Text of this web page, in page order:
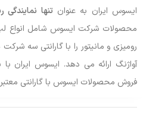
وبکم دارد
بدنه، طراحی و اقلام همراه
ایسوس ایران به عنوان تنها
محصولات شرکت ایسوس شامل انواع
رومیزی و مانیتور را با گارانتی سه
فروش محصولات ایسوس با گارانتی